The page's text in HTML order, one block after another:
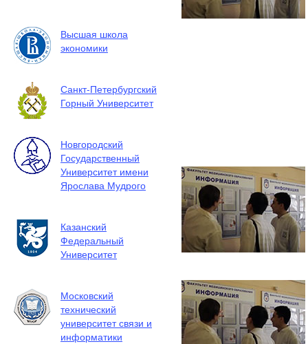
Высшая школа
экономики
Санкт-Петербургский
Горный Университет
Новгородский
Государственный
Университет имени
Ярослава Мудрого
Казанский
Федеральный
Университет
Московский
технический
университет связи и
информатики